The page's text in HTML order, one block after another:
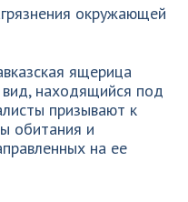
окружающей
ящерица
вид, находящийся под
призывают к
обитания и
на ее